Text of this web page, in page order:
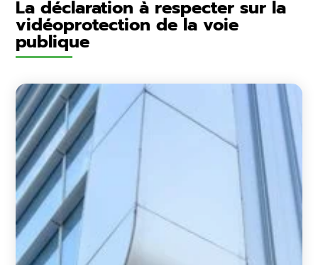
La déclaration à respecter sur la
vidéoprotection de la voie
publique